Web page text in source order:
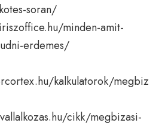
soran/
minden-amit-
erdemes/
kalkulatorok/megbiz
cikk/megbizasi-